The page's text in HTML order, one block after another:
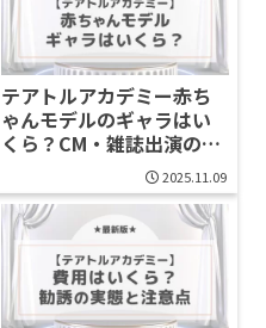
テアトルアカデミー赤ち
ゃんモデルのギャラはい
くら？CM・雑誌出演の報
2025.11.09